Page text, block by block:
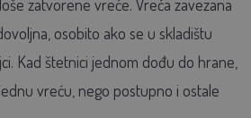
zatvorene vreće. Vreća zavezana
osobito ako se u skladištu
Kad štetnici jednom dođu do hrane,
vreću, nego postupno i ostale